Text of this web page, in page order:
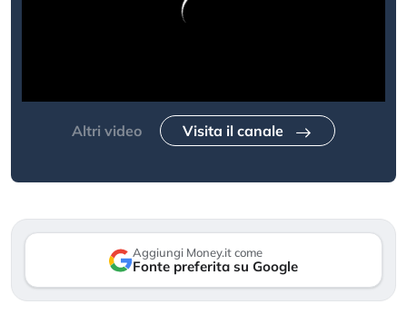
Altri video Visita il canale
Aggiungi Money.it come
Fonte preferita su Google